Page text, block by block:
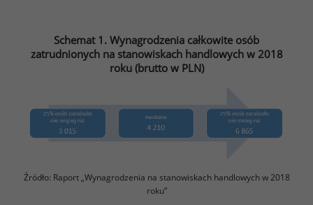
Schemat 1. Wynagrodzenia całkowite osób
zatrudnionych na stanowiskach handlowych w 2018
roku (brutto w PLN)
Źródło: Raport „Wynagrodzenia na stanowiskach handlowych w 2018
roku”